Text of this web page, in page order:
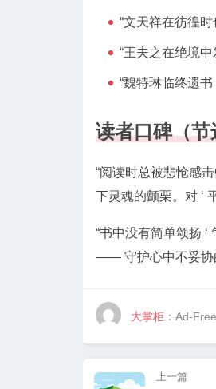
“文天祥在彷徨
“王夫之在绝境
“魏特琳临终遗
读者口碑（节
“阅读时总被悲怆感
下灵魂的颤栗。对 ‘
“书中没有简单颂扬
—— 守护心中不妥协
大掌柜 ：Ad-
上一篇